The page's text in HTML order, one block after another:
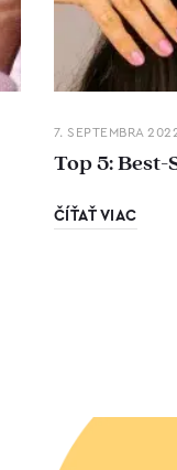
7. SEPTEMBRA
Top 5: Best-
ČÍŤAŤ VIAC